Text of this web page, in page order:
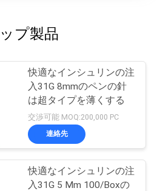
プ製品
快適なインシュリンの注
入31G 8mmのペンの針
は超タイプを薄くする
交渉可能 MOQ:200,000 PC
連絡先
快適なインシュリンの注
入31G 5 Mm 100/Boxの